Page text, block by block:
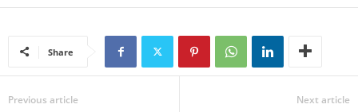
Share
Previous article Next article